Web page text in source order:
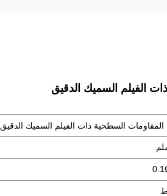
الفيلم السميك الدقيق
السطحية ذات الفيلم السميك الدقيق